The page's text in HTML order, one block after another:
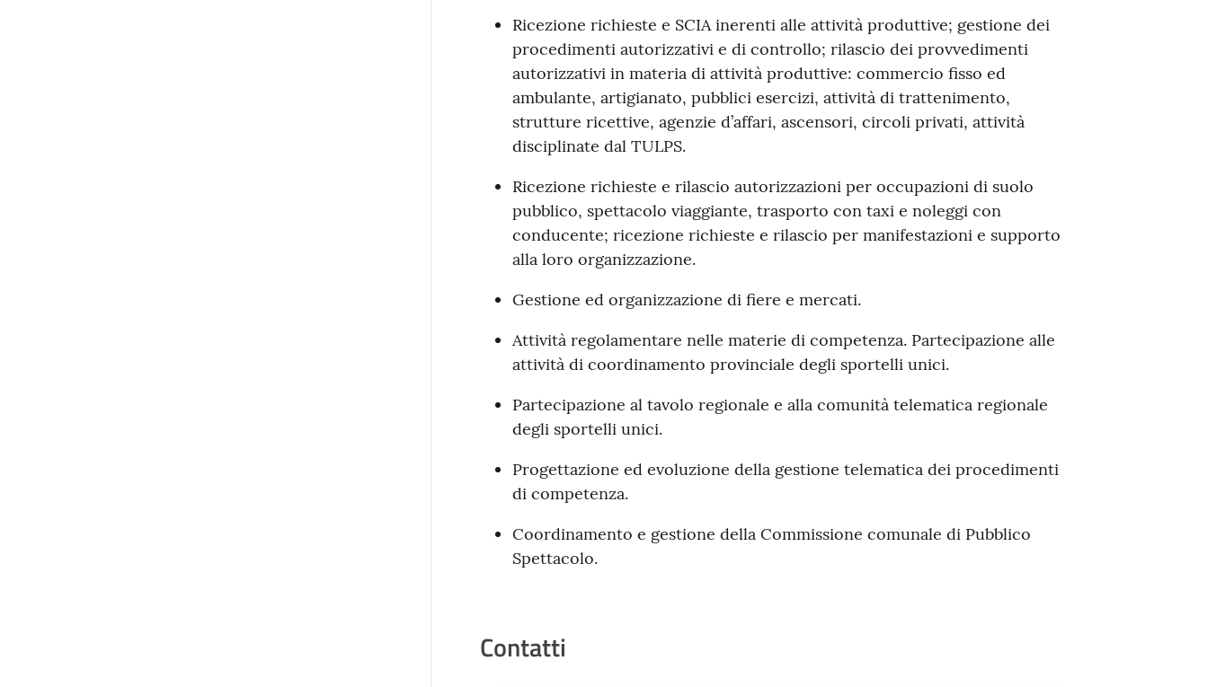
Ricezione richieste e SCIA inerenti alle attività produttive; gestione dei
procedimenti autorizzativi e di controllo; rilascio dei provvedimenti
autorizzativi in materia di attività produttive: commercio fisso ed
ambulante, artigianato, pubblici esercizi, attività di trattenimento,
strutture ricettive, agenzie d’affari, ascensori, circoli privati, attività
disciplinate dal TULPS.
Ricezione richieste e rilascio autorizzazioni per occupazioni di suolo
pubblico, spettacolo viaggiante, trasporto con taxi e noleggi con
conducente; ricezione richieste e rilascio per manifestazioni e supporto
alla loro organizzazione.
Gestione ed organizzazione di fiere e mercati.
Attività regolamentare nelle materie di competenza. Partecipazione alle
attività di coordinamento provinciale degli sportelli unici.
Partecipazione al tavolo regionale e alla comunità telematica regionale
degli sportelli unici.
Progettazione ed evoluzione della gestione telematica dei procedimenti
di competenza.
Coordinamento e gestione della Commissione comunale di Pubblico
Spettacolo.
Contatti